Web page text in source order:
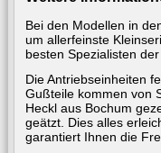
Bei den Modellen in
um allerfeinste
besten Spezialisten
Die Antriebseinheiten
Gußteile kommen von
Heckl aus Bochum
geätzt. Dies alles
garantiert Ihnen die